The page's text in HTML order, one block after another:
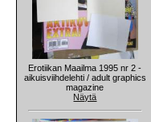
Erotiikan Maailma 1995 nr 2 -
aikuisviihdelehti / adult graphics
magazine
Näytä